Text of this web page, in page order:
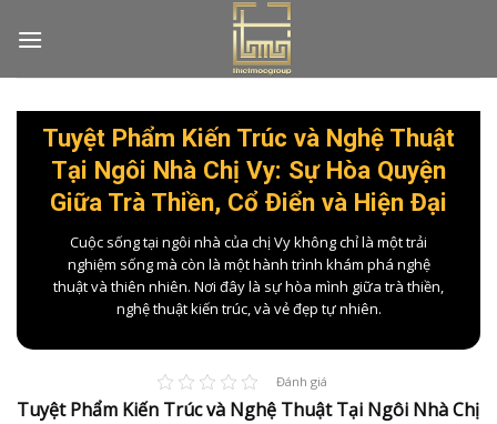
Tuyệt Phẩm Kiến Trúc và Nghệ Thuật
Tại Ngôi Nhà Chị Vy: Sự Hòa Quyện
Giữa Trà Thiền, Cổ Điển và Hiện Đại
Cuộc sống tại ngôi nhà của chị Vy không chỉ là một trải
nghiệm sống mà còn là một hành trình khám phá nghệ
thuật và thiên nhiên. Nơi đây là sự hòa mình giữa trà thiền,
nghệ thuật kiến trúc, và vẻ đẹp tự nhiên.
Đánh giá
Tuyệt Phẩm Kiến Trúc và Nghệ Thuật Tại Ngôi Nhà Chị